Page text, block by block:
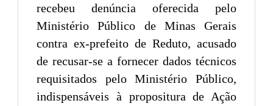
recebeu denúncia oferecida pelo
Ministério Público de Minas Gerais
contra ex-prefeito de Reduto, acusado
de recusar-se a fornecer dados técnicos
requisitados pelo Ministério Público,
indispensáveis à propositura de Ação